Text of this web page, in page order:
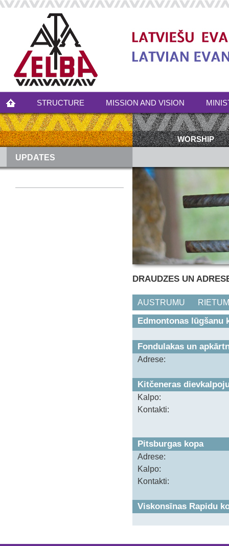
STRUCTURE MISSION AND VISION
WORSHIP
UPDATES
DRAUDZES UN
AUSTRUMU
Edmontonas lūgšanu
Fondulakas un
Adrese:
Kitčeneras
Kalpo:
Kontakti:
Pitsburgas kopa
Adrese:
Kalpo:
Kontakti:
Viskonsīnas Rapidu